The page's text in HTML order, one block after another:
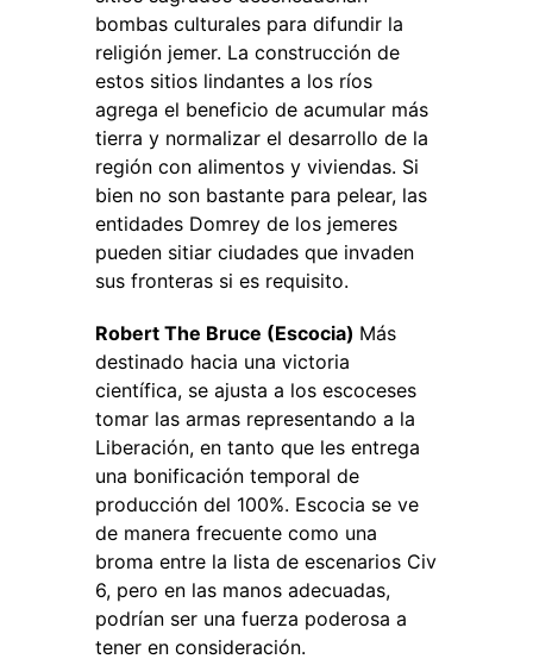
bombas culturales para difundir la
religión jemer. La construcción de
estos sitios lindantes a los ríos
agrega el beneficio de acumular más
tierra y normalizar el desarrollo de la
región con alimentos y viviendas. Si
bien no son bastante para pelear, las
entidades Domrey de los jemeres
pueden sitiar ciudades que invaden
sus fronteras si es requisito.
Robert The Bruce (Escocia) Más
destinado hacia una victoria
científica, se ajusta a los escoceses
tomar las armas representando a la
Liberación, en tanto que les entrega
una bonificación temporal de
producción del 100%. Escocia se ve
de manera frecuente como una
broma entre la lista de escenarios Civ
6, pero en las manos adecuadas,
podrían ser una fuerza poderosa a
tener en consideración.